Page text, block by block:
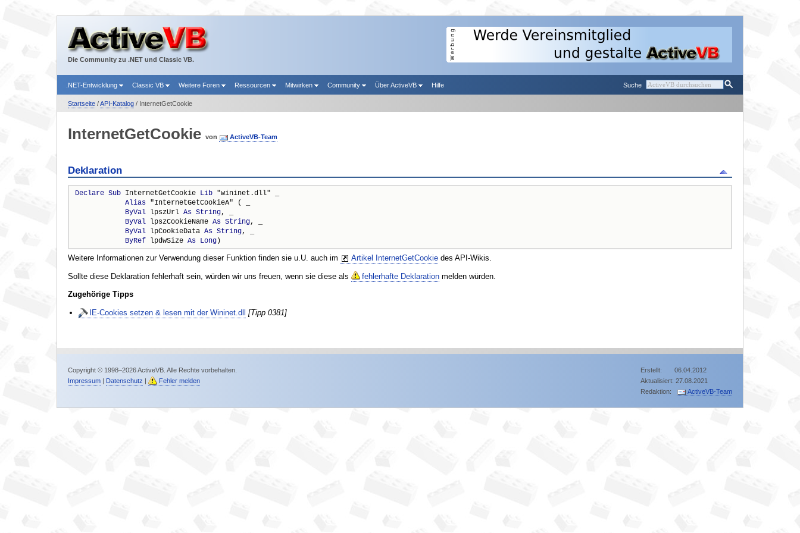
Die Community zu .NET und Classic VB.
Suche
.NET-Entwicklung Classic VB Weitere Foren Ressourcen Mitwirken Community Über ActiveVB Hilfe
Startseite/API-Katalog/ InternetGetCookie
InternetGetCookie von ActiveVB-Team
Deklaration
Declare Sub InternetGetCookie Lib "wininet.dll" _
Alias "InternetGetCookieA" ( _
ByVal lpszUrl As String, _
ByVal lpszCookieName As String, _
ByVal lpCookieData As String, _
ByRef lpdwSize As Long)
Weitere Informationen zur Verwendung dieser Funktion finden sie u.U. auch im Artikel InternetGetCookiedes API-Wikis.
Sollte diese Deklaration fehlerhaft sein, würden wir uns freuen, wenn sie diese als fehlerhafte Deklarationmelden würden.
Zugehörige Tipps
IE-Cookies setzen & lesen mit der Wininet.dll [Tipp 0381]
Erstellt: 06.04.2012
Aktualisiert: 27.08.2021
Redaktion:
ActiveVB-Team
Copyright © 1998–2026 ActiveVB. Alle Rechte vorbehalten.
Impressum| Datenschutz Fehler melden